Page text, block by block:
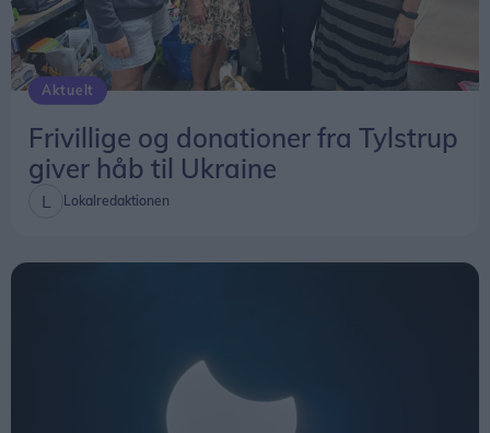
scenen ved Vejgaard Torv
Aktuelt
Frivillige og donationer fra Tylstrup
giver håb til Ukraine
Lokalredaktionen